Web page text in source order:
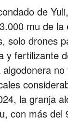
de
mu de
solo drones
y fertilizante
la granja
con más